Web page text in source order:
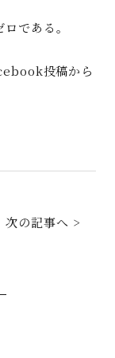
である。
投稿から
次の記事へ >